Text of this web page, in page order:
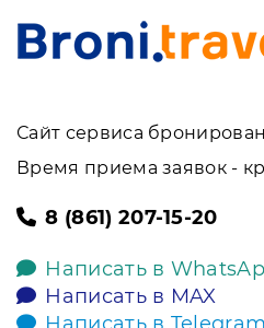
Сайт сервиса
Время приема заявок -
8 (861) 207-15-20
Написать в
Написать в MAX